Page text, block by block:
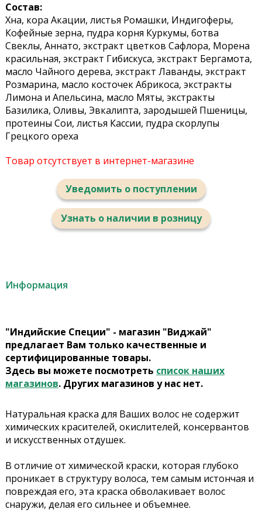
Состав:
Хна, кора Акации, листья Ромашки, Индигоферы,
Кофейные зерна, пудра корня Куркумы, ботва
Свеклы, Аннато, экстракт цветков Сафлора, Морена
красильная, экстракт Гибискуса, экстракт Бергамота,
масло Чайного дерева, экстракт Лаванды, экстракт
Розмарина, масло косточек Абрикоса, экстракты
Лимона и Апельсина, масло Мяты, экстракты
Базилика, Оливы, Эвкалипта, зародышей Пшеницы,
протеины Сои, листья Кассии, пудра скорлупы
Грецкого ореха
Товар отсутствует в интернет-магазине
Уведомить о поступлении
Узнать о наличии в розницу
Информация
"Индийские Специи" - магазин "Виджай"
предлагает Вам только качественные и
сертифицированные товары.
Здесь вы можете посмотреть список наших
магазинов. Других магазинов у нас нет.
Натуральная краска для Ваших волос не содержит
химических красителей, окислителей, консервантов
и искусственных отдушек.
В отличие от химической краски, которая глубоко
проникает в структуру волоса, тем самым истончая и
повреждая его, эта краска обволакивает волос
снаружи, делая его сильнее и объемнее.